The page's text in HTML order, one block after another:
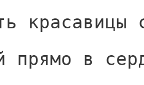
красавицы
прямо в